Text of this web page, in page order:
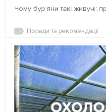
Чому бур’яни такі живучі:
Поради та рекомендації